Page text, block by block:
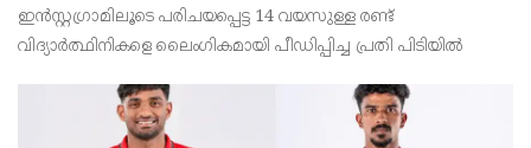
നഗ്നദൃശ്യം പകര്‍ത്തി: കണ്ണൂർ ചപ്പാരപ്പടവ്
സ്വദേശിയായ 23 വയസുകാരൻ പിടിയിൽ
ഇൻസ്റ്റഗ്രാമിലൂടെ പരിചയപ്പെട്ട 14 വയസുള്ള രണ്ട്
വിദ്യാർത്ഥിനികളെ ലൈംഗികമായി പീഡിപ്പിച്ച പ്രതി പിടിയിൽ